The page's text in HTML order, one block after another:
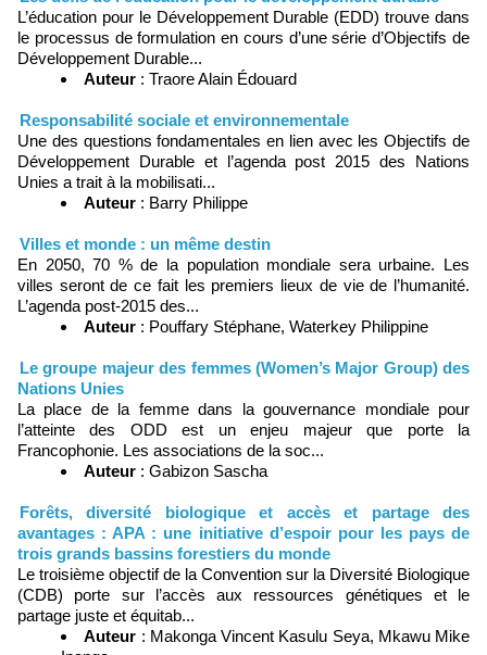
L’éducation pour le Développement Durable (EDD) trouve dans
le processus de formulation en cours d’une série d’Objectifs de
Développement Durable...
Auteur : Traore Alain Édouard
Responsabilité sociale et environnementale
Une des questions fondamentales en lien avec les Objectifs de
Développement Durable et l’agenda post 2015 des Nations
Unies a trait à la mobilisati...
Auteur : Barry Philippe
Villes et monde : un même destin
En 2050, 70 % de la population mondiale sera urbaine. Les
villes seront de ce fait les premiers lieux de vie de l’humanité.
L’agenda post-2015 des...
Auteur : Pouffary Stéphane, Waterkey Philippine
Le groupe majeur des femmes (Women’s Major Group) des
Nations Unies
La place de la femme dans la gouvernance mondiale pour
l’atteinte des ODD est un enjeu majeur que porte la
Francophonie. Les associations de la soc...
Auteur : Gabizon Sascha
Forêts, diversité biologique et accès et partage des
avantages : APA : une initiative d’espoir pour les pays de
trois grands bassins forestiers du monde
Le troisième objectif de la Convention sur la Diversité Biologique
(CDB) porte sur l’accès aux ressources génétiques et le
partage juste et équitab...
Auteur : Makonga Vincent Kasulu Seya, Mkawu Mike